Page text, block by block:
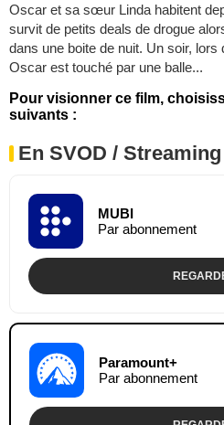
Oscar et sa sœur Linda habitent
survit de petits deals de drogue
dans une boite de nuit. Un soir, lors
Oscar est touché par une balle...
Pour visionner ce film,
suivants :
En SVOD /
MUBI
Par abonnement
Paramount+
Par abonnement